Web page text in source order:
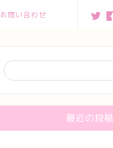
お問い合わせ
最近の投稿